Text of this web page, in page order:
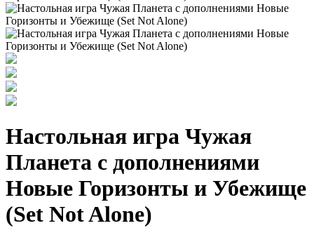
Настольная игра Чужая
Планета с дополнениями
Новые Горизонты и Убежище
(Set Not Alone)